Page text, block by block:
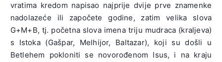
vratima kredom napisao najprije dvije prve znamenke
nadolazeće ili započete godine, zatim velika slova
G+M+B, tj. početna slova imena triju mudraca (kraljeva)
s Istoka (Gašpar, Melhijor, Baltazar), koji su došli u
Betlehem pokloniti se novorođenom Isus, i na kraju